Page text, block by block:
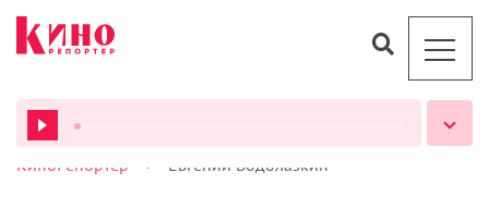
ВСЕ ПОДКАСТЫ
КиноРепортер > Евгений Водолазкин